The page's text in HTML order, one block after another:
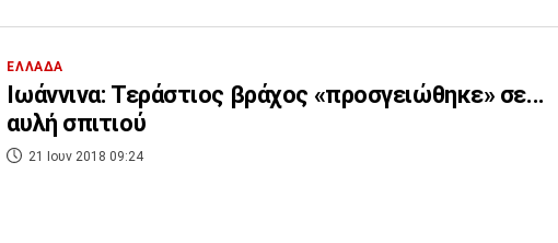
ΕΛΛΑΔΑ
Ιωάννινα: Τεράστιος βράχος «προσγειώθηκε» σε...
αυλή σπιτιού
21 Ιουν 2018 09:24